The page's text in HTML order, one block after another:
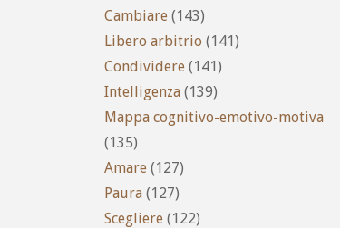
Cambiare (143)
Libero arbitrio (141)
Condividere (141)
Intelligenza (139)
Mappa cognitivo-emotivo-motiva
(135)
Amare (127)
Paura (127)
Scegliere (122)